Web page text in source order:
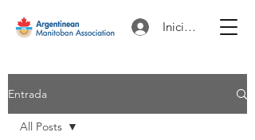
Iniciar sesión
Entrada
All Posts